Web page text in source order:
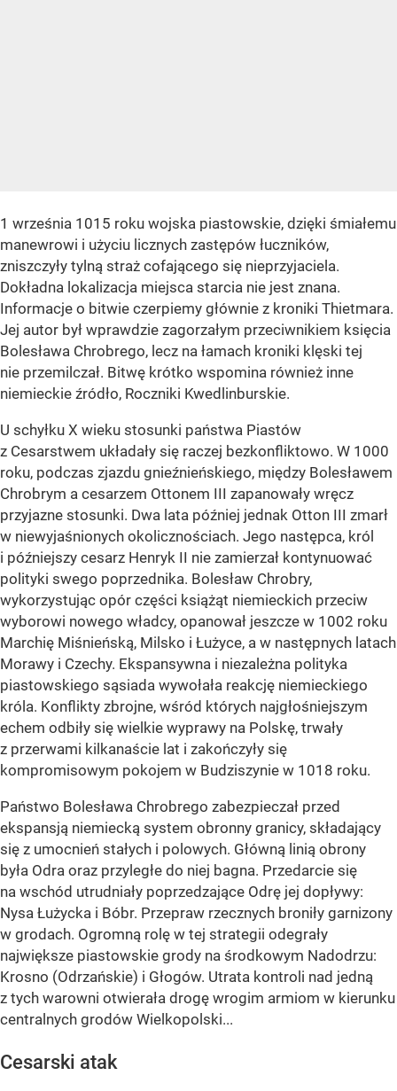
1 września 1015 roku wojska piastowskie, dzięki śmiałemu
manewrowi i użyciu licznych zastępów łuczników,
zniszczyły tylną straż cofającego się nieprzyjaciela.
Dokładna lokalizacja miejsca starcia nie jest znana.
Informacje o bitwie czerpiemy głównie z kroniki Thietmara.
Jej autor był wprawdzie zagorzałym przeciwnikiem księcia
Bolesława Chrobrego, lecz na łamach kroniki klęski tej
nie przemilczał. Bitwę krótko wspomina również inne
niemieckie źródło, Roczniki Kwedlinburskie.
U schyłku X wieku stosunki państwa Piastów
z Cesarstwem układały się raczej bezkonfliktowo. W 1000
roku, podczas zjazdu gnieźnieńskiego, między Bolesławem
Chrobrym a cesarzem Ottonem III zapanowały wręcz
przyjazne stosunki. Dwa lata później jednak Otton III zmarł
w niewyjaśnionych okolicznościach. Jego następca, król
i późniejszy cesarz Henryk II nie zamierzał kontynuować
polityki swego poprzednika. Bolesław Chrobry,
wykorzystując opór części książąt niemieckich przeciw
wyborowi nowego władcy, opanował jeszcze w 1002 roku
Marchię Miśnieńską, Milsko i Łużyce, a w następnych latach
Morawy i Czechy. Ekspansywna i niezależna polityka
piastowskiego sąsiada wywołała reakcję niemieckiego
króla. Konflikty zbrojne, wśród których najgłośniejszym
echem odbiły się wielkie wyprawy na Polskę, trwały
z przerwami kilkanaście lat i zakończyły się
kompromisowym pokojem w Budziszynie w 1018 roku.
Państwo Bolesława Chrobrego zabezpieczał przed
ekspansją niemiecką system obronny granicy, składający
się z umocnień stałych i polowych. Główną linią obrony
była Odra oraz przyległe do niej bagna. Przedarcie się
na wschód utrudniały poprzedzające Odrę jej dopływy:
Nysa Łużycka i Bóbr. Przepraw rzecznych broniły garnizony
w grodach. Ogromną rolę w tej strategii odegrały
największe piastowskie grody na środkowym Nadodrzu:
Krosno (Odrzańskie) i Głogów. Utrata kontroli nad jedną
z tych warowni otwierała drogę wrogim armiom w kierunku
centralnych grodów Wielkopolski...
Cesarski atak